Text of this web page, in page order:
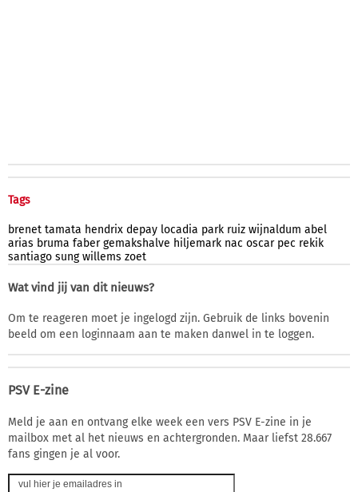
Tags
brenet tamata hendrix depay locadia park ruiz wijnaldum abel
arias bruma faber gemakshalve hiljemark nac oscar pec rekik
santiago sung willems zoet
Wat vind jij van dit nieuws?
Om te reageren moet je ingelogd zijn. Gebruik de links bovenin
beeld om een loginnaam aan te maken danwel in te loggen.
PSV E-zine
Meld je aan en ontvang elke week een vers PSV E-zine in je
mailbox met al het nieuws en achtergronden. Maar liefst 28.667
fans gingen je al voor.